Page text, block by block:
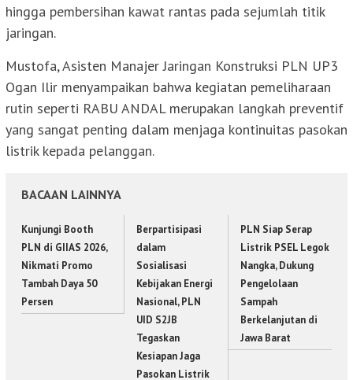
hingga pembersihan kawat rantas pada sejumlah titik
jaringan.
Mustofa, Asisten Manajer Jaringan Konstruksi PLN UP3
Ogan Ilir menyampaikan bahwa kegiatan pemeliharaan
rutin seperti RABU ANDAL merupakan langkah preventif
yang sangat penting dalam menjaga kontinuitas pasokan
listrik kepada pelanggan.
BACAAN LAINNYA
Kunjungi Booth
PLN di GIIAS 2026,
Nikmati Promo
Tambah Daya 50
Persen
Berpartisipasi
dalam
Sosialisasi
Kebijakan Energi
Nasional, PLN
UID S2JB
Tegaskan
Kesiapan Jaga
Pasokan Listrik
PLN Siap Serap
Listrik PSEL Legok
Nangka, Dukung
Pengelolaan
Sampah
Berkelanjutan di
Jawa Barat